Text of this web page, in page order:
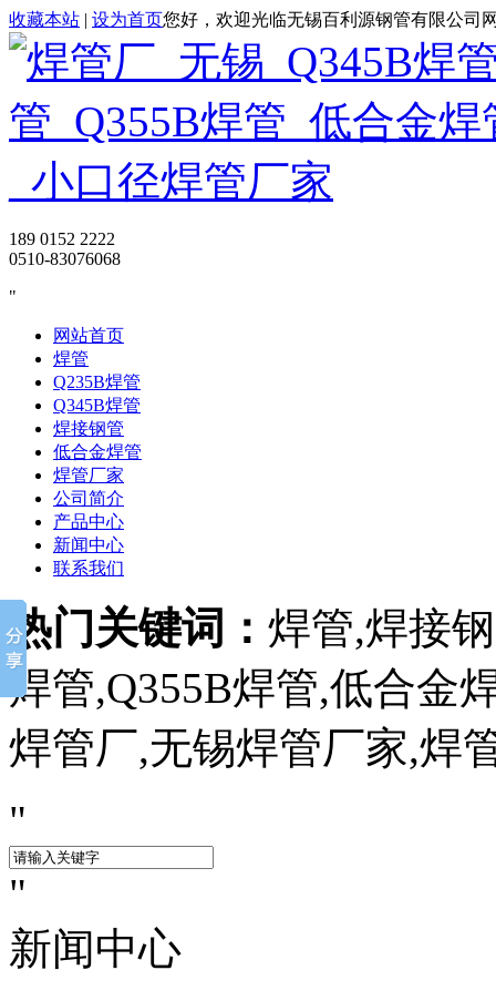
收藏本站 | 设为首页您好，欢迎光临无锡百利源钢管有限公司
189 0152 2222
0510-83076068
网站首页
焊管
Q235B焊管
Q345B焊管
焊接钢管
低合金焊管
焊管厂家
公司简介
产品中心
新闻中心
联系我们
热门关键词： 焊管,焊接
焊管,Q355B焊管,低合金
焊管厂,无锡焊管厂家,焊
新闻中心